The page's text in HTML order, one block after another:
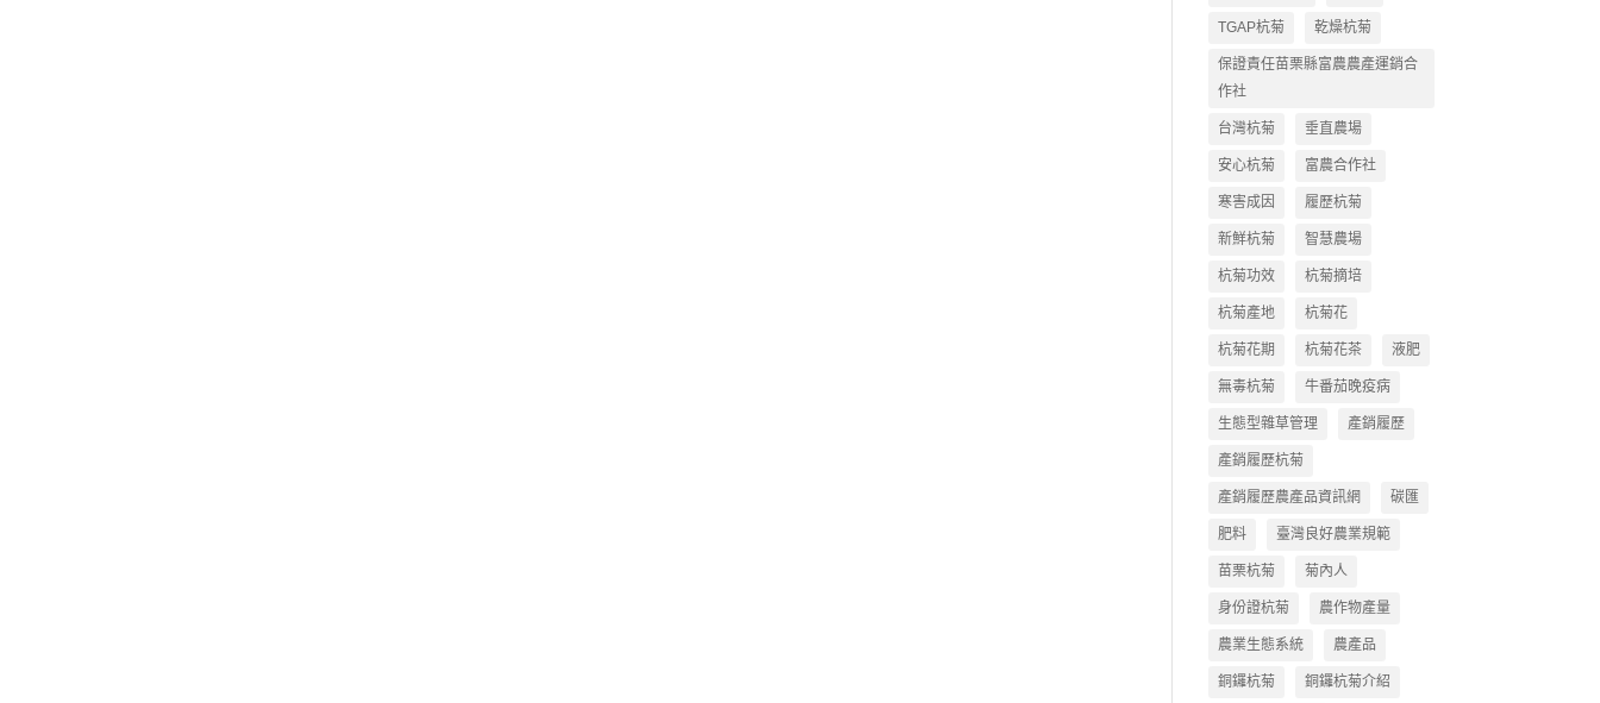
TGAP杭菊 乾燥杭菊
保證責任苗栗縣富農農產運銷合
作社
台灣杭菊 垂直農場
安心杭菊 富農合作社
寒害成因 履歷杭菊
新鮮杭菊 智慧農場
杭菊功效 杭菊摘培
杭菊產地 杭菊花
杭菊花期 杭菊花茶 液肥
無毒杭菊 牛番茄晚疫病
生態型雜草管理 產銷履歷
產銷履歷杭菊
產銷履歷農產品資訊網 碳匯
肥料 臺灣良好農業規範
苗栗杭菊 菊內人
身份證杭菊 農作物產量
農業生態系統 農產品
銅鑼杭菊 銅鑼杭菊介紹